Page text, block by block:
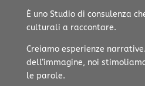
È uno Studio di consulenza
culturali a raccontare.
Creiamo esperienze narrative.
dell’immagine, noi
le parole.